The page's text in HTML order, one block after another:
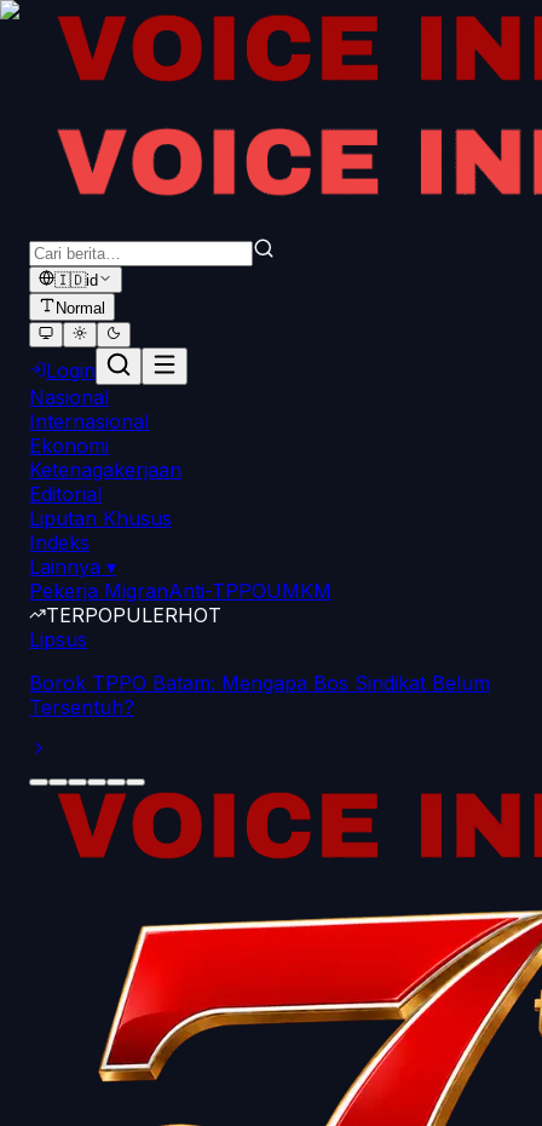
🇮🇩id
Normal
Login
Nasional
Internasional
Ekonomi
Ketenagakerjaan
Editorial
Liputan Khusus
Indeks
Lainnya ▾
Pekerja MigranAnti-TPPOUMKM
TERPOPULERHOT
Lipsus
Borok TPPO Batam: Mengapa Bos Sindikat Belum
Tersentuh?